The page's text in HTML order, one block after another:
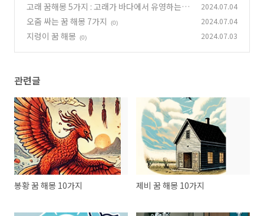
고래 꿈해몽 5가지 : 고래가 바다에서 유영하는
꿈, 고래가 당신을 구해주는 꿈, 고래와 함께 수영
하는 꿈, 고래가 나타나서 길을 안내해주는 꿈
2024.07.04
오줌 싸는 꿈 해몽 7가지 (0) 2024.07.04
지렁이 꿈 해몽 (0) 2024.07.03
관련글
봉황 꿈 해몽 10가지 제비 꿈 해몽 10가지